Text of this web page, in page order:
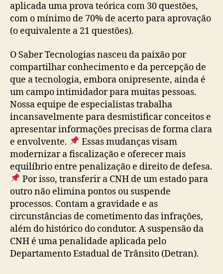
aplicada uma prova teórica com 30 questões,
com o mínimo de 70% de acerto para aprovação
(o equivalente a 21 questões).
O Saber Tecnologias nasceu da paixão por
compartilhar conhecimento e da percepção de
que a tecnologia, embora onipresente, ainda é
um campo intimidador para muitas pessoas.
Nossa equipe de especialistas trabalha
incansavelmente para desmistificar conceitos e
apresentar informações precisas de forma clara
e envolvente.
Essas mudanças visam
modernizar a fiscalização e oferecer mais
equilíbrio entre penalização e direito de defesa.
Por isso, transferir a CNH de um estado para
outro não elimina pontos ou suspende
processos. Contam a gravidade e as
circunstâncias de cometimento das infrações,
além do histórico do condutor. A suspensão da
CNH é uma penalidade aplicada pelo
Departamento Estadual de Trânsito (Detran).